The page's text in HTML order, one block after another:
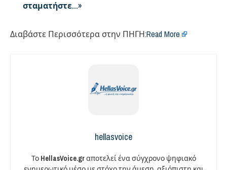
σταματήστε…»
Διαβάστε Περισσότερα στην ΠΗΓΗ:Read More
hellasvoice
Το HellasVoice.grαποτελεί ένα σύγχρονο ψηφιακό